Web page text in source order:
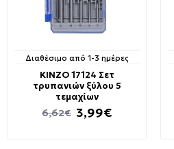
Διαθέσιμο από 1-3 ημέρες
KINZO 17124 Σετ
τρυπανιών ξύλου 5
τεμαχίων
3,99€
6,62€